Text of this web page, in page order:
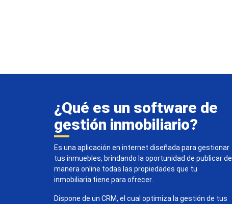
¿Qué es un software de
gestión inmobiliario?
Es una aplicación en internet diseñada para gestionar
tus inmuebles, brindando la oportunidad de publicar de
manera online todas las propiedades que tu
inmobiliaria tiene para ofrecer.
Dispone de un CRM, el cual optimiza la gestión de tus